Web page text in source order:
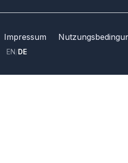
Impressum
EN/DE